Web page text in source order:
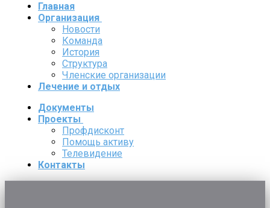
Главная
Организация
Новости
Команда
История
Структура
Членские организации
Лечение и отдых
Документы
Проекты
Профдисконт
Помощь активу
Телевидение
Контакты